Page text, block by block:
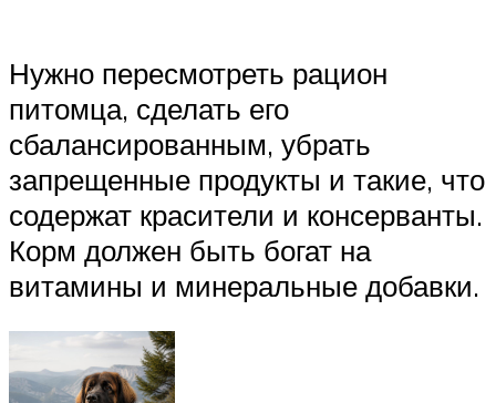
Нужно пересмотреть рацион
питомца, сделать его
сбалансированным, убрать
запрещенные продукты и такие, что
содержат красители и консерванты.
Корм должен быть богат на
витамины и минеральные добавки.